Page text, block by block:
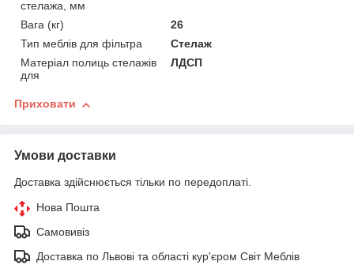
стелажа, мм
Вага (кг)
26
Тип меблів для фільтра
Стелаж
Матеріал полиць стелажів
для
ЛДСП
Приховати
Умови доставки
Доставка здійснюється тільки по передоплаті.
Нова Пошта
Самовивіз
Доставка по Львові та області кур'єром Світ Меблів